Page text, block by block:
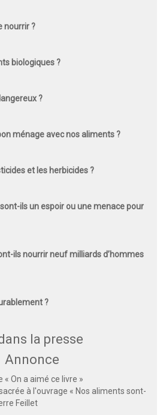
nourrir ?
biologiques ?
?
ménage avec nos aliments ?
et les herbicides ?
ils un espoir ou une menace pour
ils nourrir neuf milliards d’hommes
?
la presse
Annonce
On a aimé ce livre »
à l'ouvrage « Nos aliments sont-
Feillet